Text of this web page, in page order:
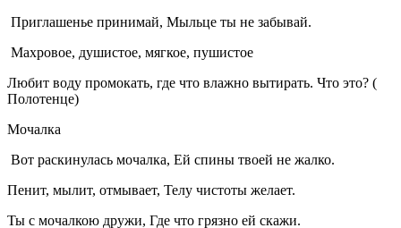
Приглашенье принимай, Мыльце ты не забывай.
Махровое, душистое, мягкое, пушистое
Любит воду промокать, где что влажно вытирать. Что это? (
Полотенце)
Мочалка
Вот раскинулась мочалка, Ей спины твоей не жалко.
Пенит, мылит, отмывает, Телу чистоты желает.
Ты с мочалкою дружи, Где что грязно ей скажи.